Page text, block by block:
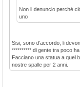
Non li denuncio perché
uno
Sisi, sono d'accordo, li
********** di gente tra poco ha
Facciano una statua a quel
nostre spalle per 2 anni.